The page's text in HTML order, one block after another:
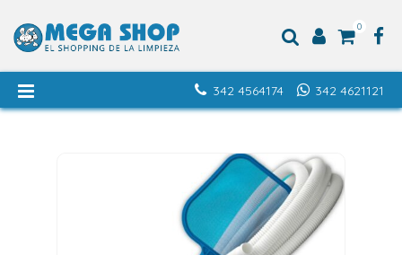
0
342 4621121
342 4564174